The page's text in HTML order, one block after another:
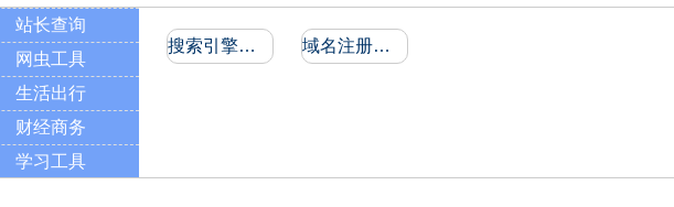
站长查询
网虫工具
生活出行
财经商务
学习工具
搜索引擎收录和反向链接 域名注册信息